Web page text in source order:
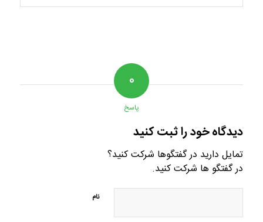
۰
پاسخ
دیدگاه خود را ثبت کنید
تمایل دارید در گفتگوها شرکت کنید؟
در گفتگو ها شرکت کنید.
نام